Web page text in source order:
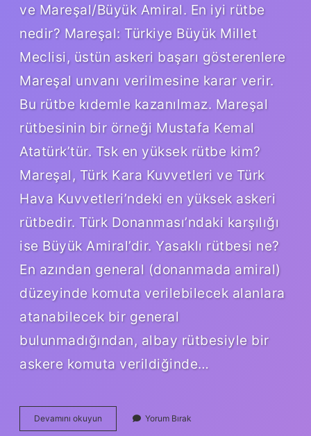
ve Mareşal/Büyük Amiral. En iyi rütbe
nedir? Mareşal: Türkiye Büyük Millet
Meclisi, üstün askeri başarı gösterenlere
Mareşal unvanı verilmesine karar verir.
Bu rütbe kıdemle kazanılmaz. Mareşal
rütbesinin bir örneği Mustafa Kemal
Atatürk’tür. Tsk en yüksek rütbe kim?
Mareşal, Türk Kara Kuvvetleri ve Türk
Hava Kuvvetleri’ndeki en yüksek askeri
rütbedir. Türk Donanması’ndaki karşılığı
ise Büyük Amiral’dir. Yasaklı rütbesi ne?
En azından general (donanmada amiral)
düzeyinde komuta verilebilecek alanlara
atanabilecek bir general
bulunmadığından, albay rütbesiyle bir
askere komuta verildiğinde…
Devamını okuyun
Rütbe
Yorum Bırak